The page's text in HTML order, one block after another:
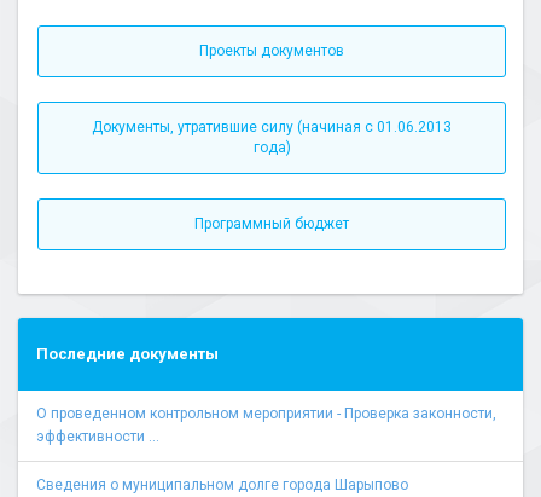
Проекты документов
Документы, утратившие силу (начиная с 01.06.2013
года)
Программный бюджет
Последние документы
О проведенном контрольном мероприятии - Проверка законности,
эффективности ...
Сведения о муниципальном долге города Шарыпово